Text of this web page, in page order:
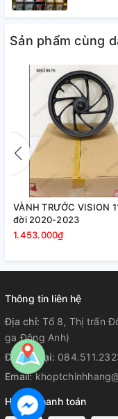
Sản phẩm cùng
VÀNH TRƯỚC VISION
đời 2020-2023
1.453.000₫
Thông tin liên hệ
Địa chỉ:Tổ 8, Thị trấn
ga Đông Anh)
Điện thoại:
Email:
Hỗ trợ thanh toán